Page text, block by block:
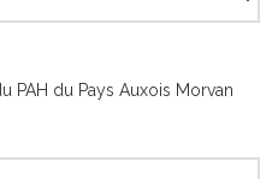
PAH du Pays Auxois Morvan